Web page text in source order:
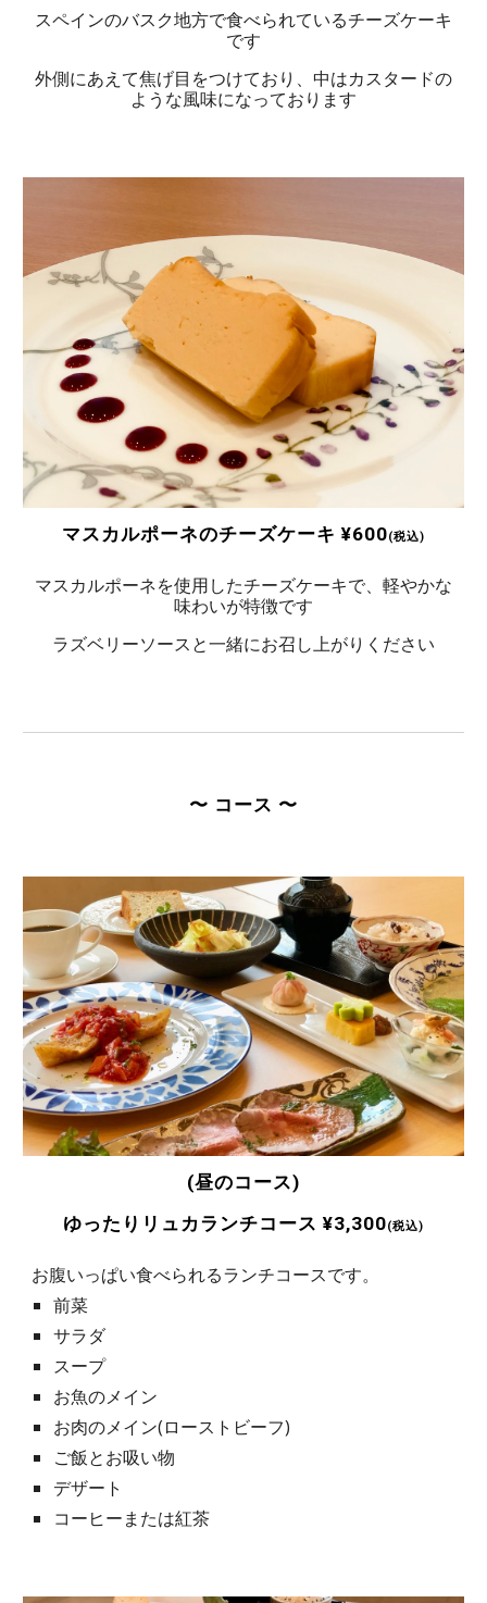
スペインのバスク地方で食べられているチーズケーキ
です
外側にあえて焦げ目をつけており、中はカスタードの
ような風味になっております
マスカルポーネのチーズケーキ ¥600(税込)
マスカルポーネを使用したチーズケーキで、軽やかな
味わいが特徴です
ラズベリーソースと一緒にお召し上がりください
〜 コース 〜
(昼のコース)
ゆったりリュカランチコース ¥3,300(税込)
お腹いっぱい食べられるランチコースです。
前菜
サラダ
スープ
お魚のメイン
お肉のメイン(ローストビーフ)
ご飯とお吸い物
デザート
コーヒーまたは紅茶